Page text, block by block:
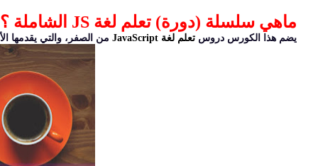
ماهي سلسلة (دورة) تعلم لغة JS الشاملة ؟
يضم هذا الكورس دروس تعلم لغة JavaScript من الصفر، والتي يقدمها